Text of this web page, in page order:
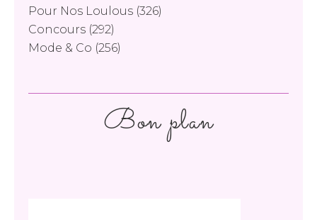
Pour Nos Loulous (326)
Concours (292)
Mode & Co (256)
Bon plan